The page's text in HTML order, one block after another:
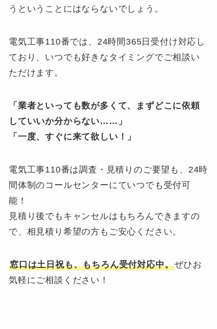
うということにはならないでしょう。
電気工事110番では、24時間365日受付け対応し
ており、いつでも好きなタイミングでご相談い
ただけます。
「業者といっても数が多くて、まずどこに依頼
していいか分からない……」
「一度、すぐに来て欲しい！」
電気工事110番は調査・見積りのご要望も、24時
間体制のコールセンターにていつでも受付可
能！
見積り後でもキャンセルはもちろんできますの
で、相見積り希望の方もご安心ください。
窓口は土日祝も、もちろん受付対応中。ぜひお
気軽にご相談ください！